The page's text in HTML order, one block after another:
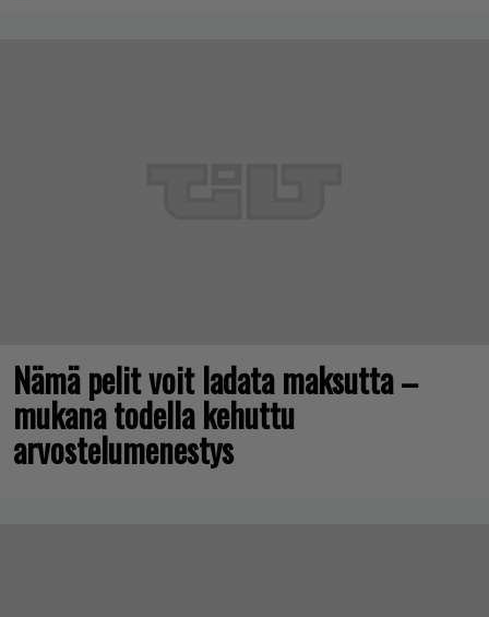
Nämä pelit voit ladata maksutta –
mukana todella kehuttu
arvostelumenestys